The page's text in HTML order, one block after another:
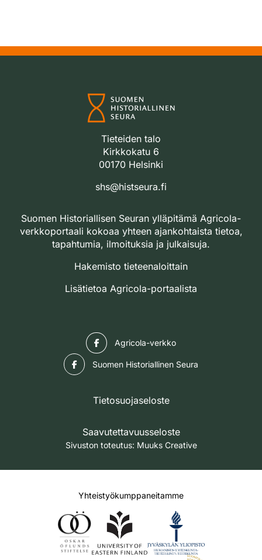
Tieteiden talo
Kirkkokatu 6
00170 Helsinki
shs@histseura.fi
Suomen Historiallisen Seuran ylläpitämä Agricola-
verkkoportaali kokoaa yhteen ajankohtaista tietoa,
tapahtumia, ilmoituksia ja julkaisuja.
Hakemisto tieteenaloittain
Lisätietoa Agricola-portaalista
Agricola-verkko
Suomen Historiallinen Seura
Tietosuojaseloste
Saavutettavuusseloste
Sivuston toteutus: Muuks Creative
Yhteistyökumppaneitamme